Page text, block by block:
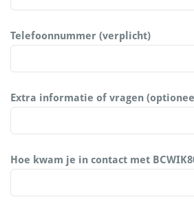
Telefoonnummer (verplicht)
Extra informatie of vragen
Hoe kwam je in contact met